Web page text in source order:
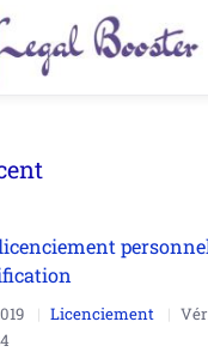
Licenciement